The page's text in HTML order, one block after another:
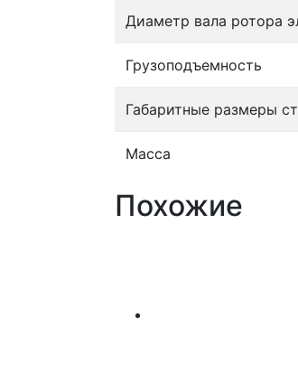
Диаметр вала ротора
Грузоподъемность
Габаритные размеры
Масса
Похожие